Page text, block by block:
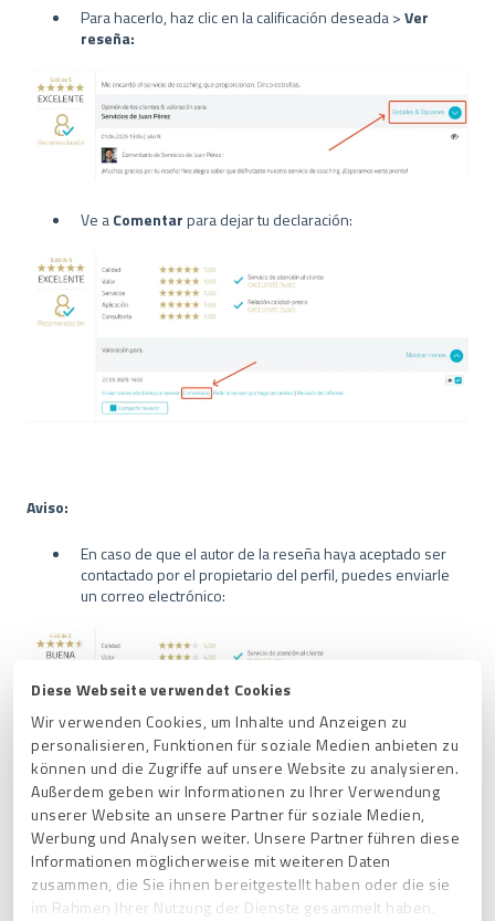
Diese Webseite verwendet Cookies
Wir verwenden Cookies, um Inhalte und Anzeigen zu
personalisieren, Funktionen für soziale Medien anbieten zu
können und die Zugriffe auf unsere Website zu analysieren.
Außerdem geben wir Informationen zu Ihrer Verwendung
unserer Website an unsere Partner für soziale Medien,
Werbung und Analysen weiter. Unsere Partner führen diese
Informationen möglicherweise mit weiteren Daten
zusammen, die Sie ihnen bereitgestellt haben oder die sie
im Rahmen Ihrer Nutzung der Dienste gesammelt haben.
Para hacerlo, haz clic en la calificación deseada >Ver
reseña:
Ve aComentarpara dejar tu declaración:
Aviso:
En caso de que el autor de la reseña haya aceptado ser
contactado por el propietario del perfil, puedes enviarle
un correo electrónico:
O
Puedes usarPedir al autor de la reseña que realice un cambio
para solicitar una modificación en la reseña: